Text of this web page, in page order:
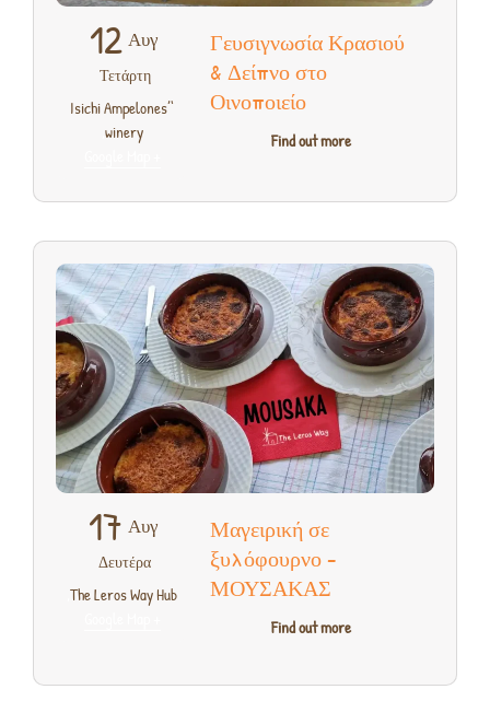
Γευσιγνωσία Κρασιού
& Δείπνο στο
Οινοποιείο
Find out more
12 Αυγ
Τετάρτη
‘Isichi Ampelones’
winery
Μαγειρική σε
ξυλόφουρνο –
ΜΟΥΣΑΚΑΣ
Find out more
17 Αυγ
Δευτέρα
The Leros Way Hub
,